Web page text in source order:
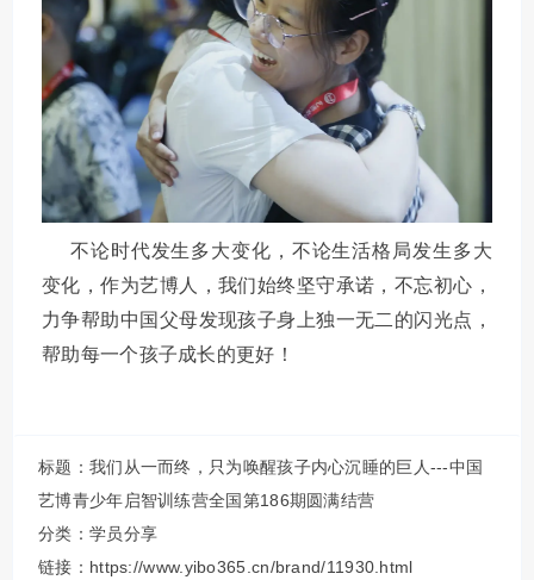
不论时代发生多大变化，不论生活格局发生多大
变化，作为艺博人，我们始终坚守承诺，不忘初心，
力争帮助中国父母发现孩子身上独一无二的闪光点，
帮助每一个孩子成长的更好！
标题：我们从一而终，只为唤醒孩子内心沉睡的巨人---中国
艺博青少年启智训练营全国第186期圆满结营
分类： 学员分享
链接：https://www.yibo365.cn/brand/11930.html